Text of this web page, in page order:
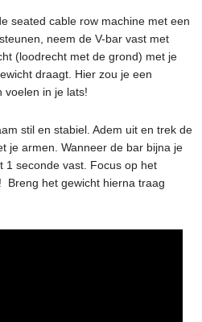
seated cable row machine met een
neem de V-bar vast met
(loodrecht met de grond) met je
draagt. Hier zou je een
voelen in je lats!
stil en stabiel. Adem uit en trek de
je armen. Wanneer de bar bijna je
1 seconde vast. Focus op het
Breng het gewicht hierna traag